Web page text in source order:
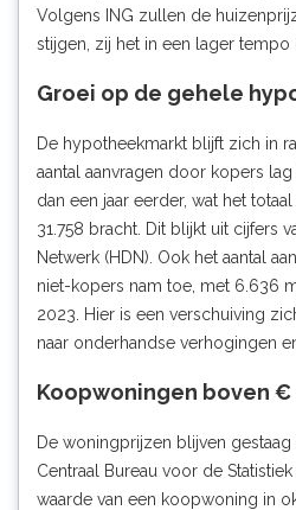
Volgens ING zullen de
stijgen, zij het in een lager tempo
Groei op de gehele
De hypotheekmarkt blijft zich in
aantal aanvragen door kopers
dan een jaar eerder, wat het
31.758 bracht. Dit blijkt uit cijfers
Netwerk (HDN). Ook het aantal
niet-kopers nam toe, met 6.636
2023. Hier is een verschuiving
naar onderhandse verhogingen
Koopwoningen boven €
De woningprijzen blijven
Centraal Bureau voor de
waarde van een koopwoning in